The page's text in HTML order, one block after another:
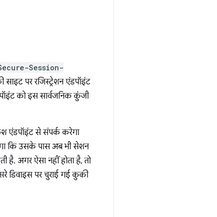
Session-
साइट पर रजिस्ट्रेशन एंडपॉइंट
को इस सार्वजनिक कुंजी
एंडपॉइंट से संपर्क करेगा
कि उसके पास अब भी सेशन
है. अगर ऐसा नहीं होता है, तो
डिवाइस पर चुराई गई कुकी